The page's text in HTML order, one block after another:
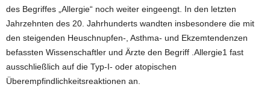
des Begriffes „Allergie“ noch weiter eingeengt. In den letzten
Jahrzehnten des 20. Jahrhunderts wandten insbesondere die mit
den steigenden Heuschnupfen-, Asthma- und Ekzemtendenzen
befassten Wissenschaftler und Ärzte den Begriff .Allergie1 fast
ausschließlich auf die Typ-I- oder atopischen
Überempfindlichkeitsreaktionen an.